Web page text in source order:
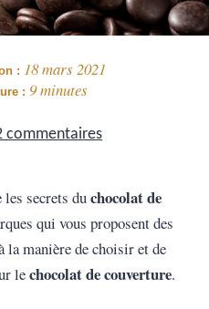
secrets duchocolat de
qui vous proposent des
la manière de choisir et de
lechocolat de couverture.
: 18 mars 2021
: 9 minutes
commentaires